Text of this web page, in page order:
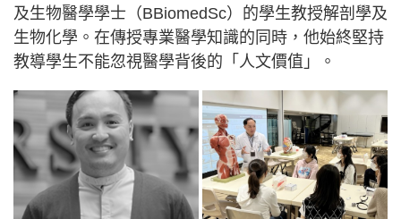
及生物醫學學士（BBiomedSc）的學生教授解剖學及
生物化學。在傳授專業醫學知識的同時，他始終堅持
教導學生不能忽視醫學背後的「人文價值」。